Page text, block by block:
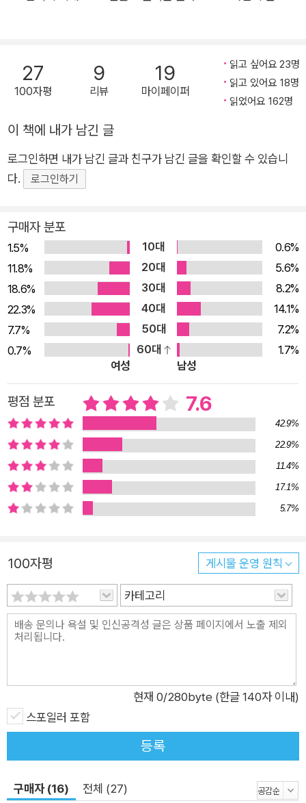
해의 이상문학상 대상작인 <몬순>의 곳곳에 산재한 불안과 관
련된 소재나 장면 역시 그동안 지속되어온 작가의 관심과 연결된
목하였던 종전 스타일과는 달리, 인간의 삶 자체가 겪지 않을 수
없는 존재론적 불안을 집요하게 응시하고 있다는 점에서 작가 세
계의 진전을 기대할 만하다. 이번 작품집에는 대상 수상작인 편혜
영의 <몬순>과 자선 대표작 <저녁의 구애> 외에도 대상과 치열
규의 <기억을 잃은 자들의 도시>, 천명관의 <파충류의 밤>, 조
해진의 <빛의 호위>, 윤고은의 <프레디의 사생아>, 이장욱의 <
기린이 아닌 모든 것에 대한 이야기>, 윤이형의 <쿤의 여행>, 안
보윤의 <나선의 방향> 등 삶에 대한 깊이와 실험성이 돋보이는
작품들이 고루 포진하여 읽는 재미와 맛을 더해주고 있다. ■ 편
혜영의 <몬순>, 대상 선정 경위 2014년 1월 7일 이상문학상 본
심이 열렸다. 본심 심사위원으로는 비평가 김윤식, 비평가 권영민
씨와 이상문학상 기수상작가인 소설가 서영은, 소설가 윤대녕, 소
설가 신경숙 씨가 참여하였다. 작년 한 해 동안 발표된 중ㆍ단편
소설 가운데 문학비평가, 문예지 편집장, 문학 담당 기자, 문학 연
구자 등 100여 명의 후보작 추천을 거쳐 예비심사 과정을 통과하
여 최종심에 오른 작품은 다음과 같다. 김숨, <법法 앞에서> 손
홍규, <기억을 잃은 자들의 도시> 안보윤, <나선의 방향> 윤고
은, <프레디의 사생아> 윤이형, <쿤의 여행> 이장욱, <기린이
아닌 모든 것에 대한 이야기> 조해진, <빛의 호위> 천명관, <파
심사위원들이 지목한 작품은 손홍규, 윤이형, 조해진, 천명관, 편
혜영의 작품이었다. 그중 편혜영의 <몬순>을 대상 수상작으로
선정하는 데 있어 심사위원들은 작가가 그동안 즐겨 다루어온 주
제와 기법에 새로운 변화를 시도하고 있다는 점에 주목하며 이 작
품의 무게와 그 소설적 성취를 높이 평가했다. 심사를 맡은 김윤
심심한 단어 하나하나가 돌연 의미심장한 주제로 바뀌는 것이 매
력”이라고 이 작품의 무게를 인정했다. 권영민 평론가는 “주인공
의 삶에 내밀하게 자리 잡고 있는 고통과 그 비밀이 인간의 존재
자체를 위협하고 있는 불안의 상황과 절묘하게 접합되어 있음”을
무너져가고 있는 현실을 압축해서 드러낸 작품”이라고 평했으며,
27
100자평
9
리뷰
19
마이페이퍼
읽고 싶어요 23명
읽고 있어요 18명
읽었어요 162명
이 책에 내가 남긴 글
로그인하면 내가 남긴 글과 친구가 남긴 글을 확인할 수 있습니
다.
로그인하기
구매자 분포
1.5% 10대
0.6%
11.8%
20대
5.6%
18.6%
30대
8.2%
22.3%
40대
14.1%
7.7%
50대
7.2%
0.7%
60대
1.7%
여성
남성
평점 분포 7.6
42.9%
22.9%
11.4%
17.1%
5.7%
100자평 게시물 운영 원칙
카테고리
현재 0/280byte (한글 140자 이내)
스포일러 포함
등록
구매자 (16) 전체 (27)